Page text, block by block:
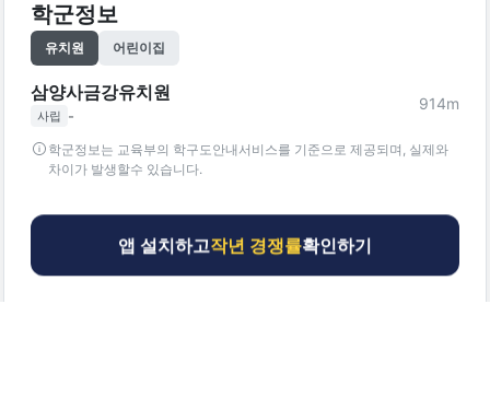
학군정보
유치원 어린이집
삼양사금강유치원
사립 -
914m
학군정보는 교육부의 학구도안내서비스를 기준으로 제공되며, 실제와
차이가 발생할수 있습니다.
앱 설치하고작년 경쟁률확인하기